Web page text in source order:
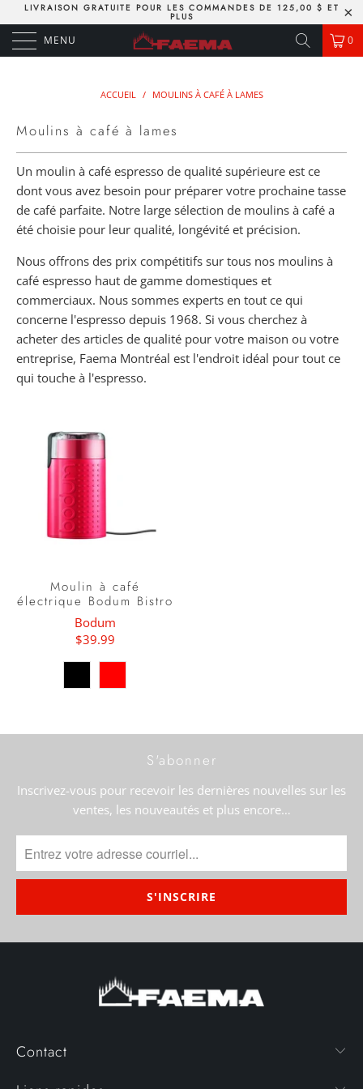
LIVRAISON GRATUITE POUR LES COMMANDES DE 125,00 $ ET
PLUS
MENU 0
ACCUEIL / MOULINS À CAFÉ À LAMES
Moulins à café à lames
Un moulin à café espresso de qualité supérieure est ce
dont vous avez besoin pour préparer votre prochaine tasse
de café parfaite. Notre large sélection de moulins à café a
été choisie pour leur qualité, longévité et précision.
Nous offrons des prix compétitifs sur tous nos moulins à
café espresso haut de gamme domestiques et
commerciaux. Nous sommes experts en tout ce qui
concerne l'espresso depuis 1968. Si vous cherchez à
acheter des articles de qualité pour votre maison ou votre
entreprise, Faema Montréal est l'endroit idéal pour tout ce
qui touche à l'espresso.
Moulin à café
électrique Bodum Bistro
Bodum
$39.99
S'abonner
Inscrivez-vous pour recevoir les dernières nouvelles sur les
ventes, les nouveautés et plus encore…
Contact